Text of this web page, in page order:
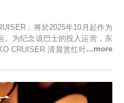
」将於2025年10月起作为
。为纪念该巴士的投入运营，东
CRUISER 清晨赏红叶之旅”，